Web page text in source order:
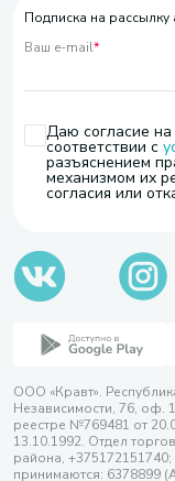
Подписка на рассылку
Ваш e-mail*
Даю согласие на
соответствии с
разъяснением
механизмом их
согласия или
ООО «Кравт».
Независимости, 76, оф.
реестре №769481 от
13.10.1992. Отдел
района,
принимаются: 6378899